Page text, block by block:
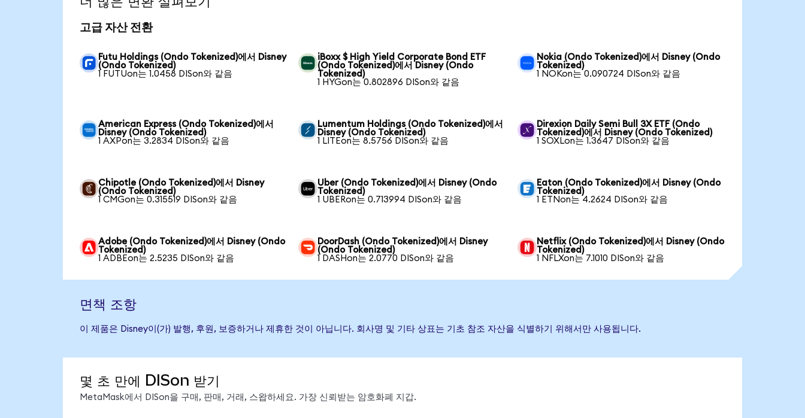
고급 자산 전환
Futu Holdings (Ondo Tokenized)에서 Disney
(Ondo Tokenized)
1 FUTUon는 1.0458 DISon와 같음
iBoxx $ High Yield Corporate Bond ETF
(Ondo Tokenized)에서 Disney (Ondo
Tokenized)
1 HYGon는 0.802896 DISon와 같음
Nokia (Ondo Tokenized)에서 Disney (Ondo
Tokenized)
1 NOKon는 0.090724 DISon와 같음
American Express (Ondo Tokenized)에서
Disney (Ondo Tokenized)
1 AXPon는 3.2834 DISon와 같음
Lumentum Holdings (Ondo Tokenized)에서
Disney (Ondo Tokenized)
1 LITEon는 8.5756 DISon와 같음
Direxion Daily Semi Bull 3X ETF (Ondo
Tokenized)에서 Disney (Ondo Tokenized)
1 SOXLon는 1.3647 DISon와 같음
Chipotle (Ondo Tokenized)에서 Disney
(Ondo Tokenized)
1 CMGon는 0.315519 DISon와 같음
Uber (Ondo Tokenized)에서 Disney (Ondo
Tokenized)
1 UBERon는 0.713994 DISon와 같음
Eaton (Ondo Tokenized)에서 Disney (Ondo
Tokenized)
1 ETNon는 4.2624 DISon와 같음
Adobe (Ondo Tokenized)에서 Disney (Ondo
Tokenized)
1 ADBEon는 2.5235 DISon와 같음
DoorDash (Ondo Tokenized)에서 Disney
(Ondo Tokenized)
1 DASHon는 2.0770 DISon와 같음
Netflix (Ondo Tokenized)에서 Disney (Ondo
Tokenized)
1 NFLXon는 7.1010 DISon와 같음
면책 조항
이 제품은 Disney이(가) 발행, 후원, 보증하거나 제휴한 것이 아닙니다. 회사명 및 기타 상표는 기초 참조 자산을 식별하기 위해서만 사용됩니다.
몇 초 만에 DISon 받기
MetaMask에서 DISon을 구매, 판매, 거래, 스왑하세요. 가장 신뢰받는 암호화폐 지갑.